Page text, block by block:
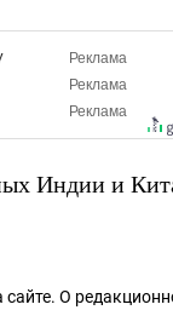
Индии и
сайте. О